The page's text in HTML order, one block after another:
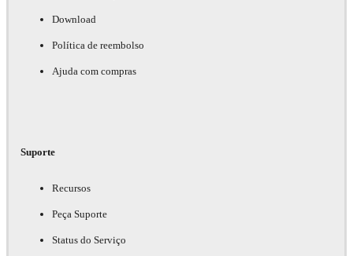
Download
Política de reembolso
Ajuda com compras
Suporte
Recursos
Peça Suporte
Status do Serviço